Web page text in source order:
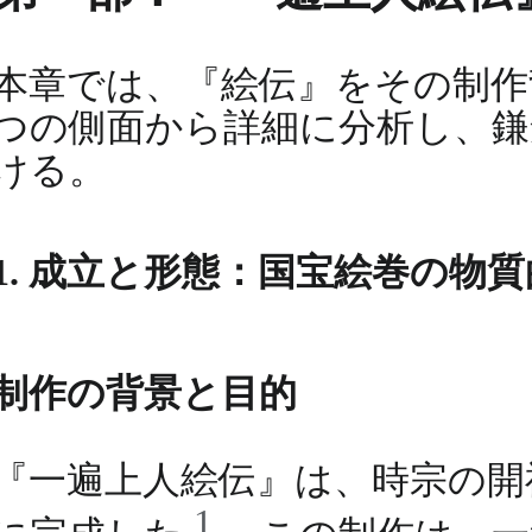
章では、『絵伝』をその制
の側面から詳細に分析し、
る。
成立と形態：国宝絵巻の物
作の背景と目的
一遍上人絵伝』は、時宗の
1